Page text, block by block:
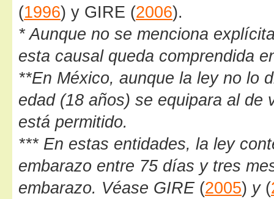
(1996) y GIRE (2006).
* Aunque no se menciona
esta causal queda comprendida
**En México, aunque la ley no lo
edad (18 años) se equipara al de
está permitido.
*** En estas entidades, la ley
embarazo entre 75 días y tres
embarazo. Véase GIRE(2005) y (